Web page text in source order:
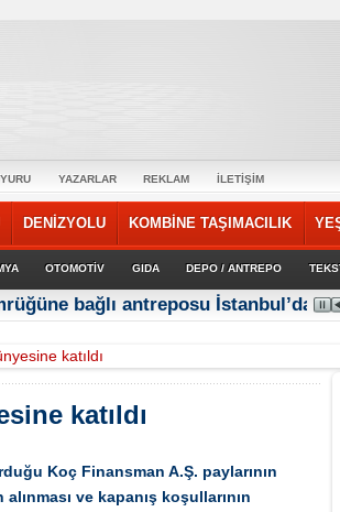
YAZARLAR REKLAM İLETİŞİM
DENİZYOLU KOMBİNE TAŞIMACILIK
OTOMOTİV GIDA DEPO / ANTREPO
bağlı antreposu İstanbul’da
katıldı
katıldı
Koç Finansman A.Ş. paylarının
ve kapanış koşullarının